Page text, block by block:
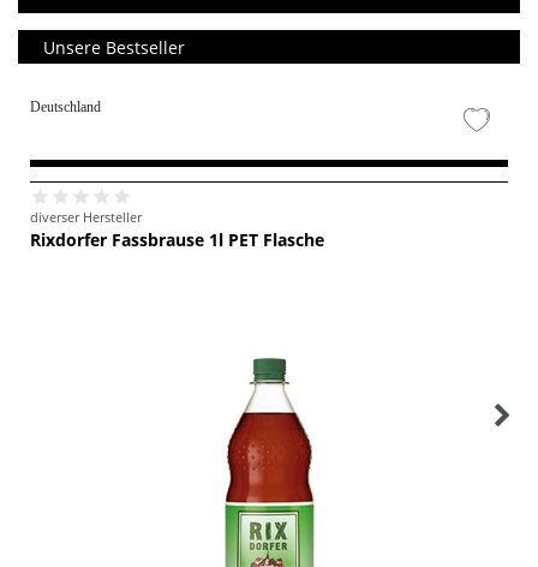
Unsere Bestseller
Deutschland
diverser Hersteller
Rixdorfer Fassbrause 1l PET Flasche